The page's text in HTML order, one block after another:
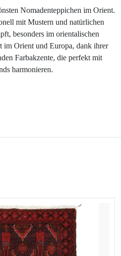
Nomadenteppichen im Orient.
mit Mustern und natürlichen
besonders im orientalischen
im Orient und Europa, dank ihrer
Farbakzente, die perfekt mit
harmonieren.